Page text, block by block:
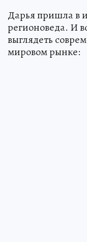
Дарья пришла в
регионоведа. И
выглядеть
мировом рынке: